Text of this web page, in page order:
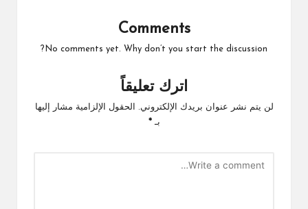
Comments
No comments yet. Why don’t you start the discussion?
اترك تعليقاً
لن يتم نشر عنوان بريدك الإلكتروني.
الحقول الإلزامية مشار إليها
بـ*